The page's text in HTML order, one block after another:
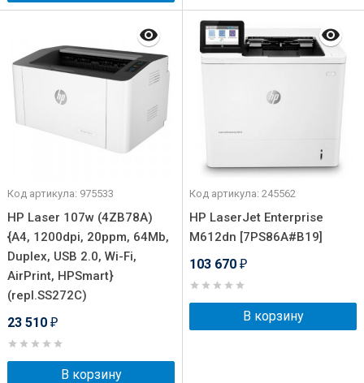
Код артикула: 975533
HP Laser 107w (4ZB78A)
{A4, 1200dpi, 20ppm, 64Mb,
Duplex, USB 2.0, Wi-Fi,
AirPrint, HPSmart}
(repl.SS272C)
23 510 ₽
В корзину
Код артикула: 245562
HP LaserJet Enterprise
M612dn [7PS86A#B19]
103 670 ₽
В корзину